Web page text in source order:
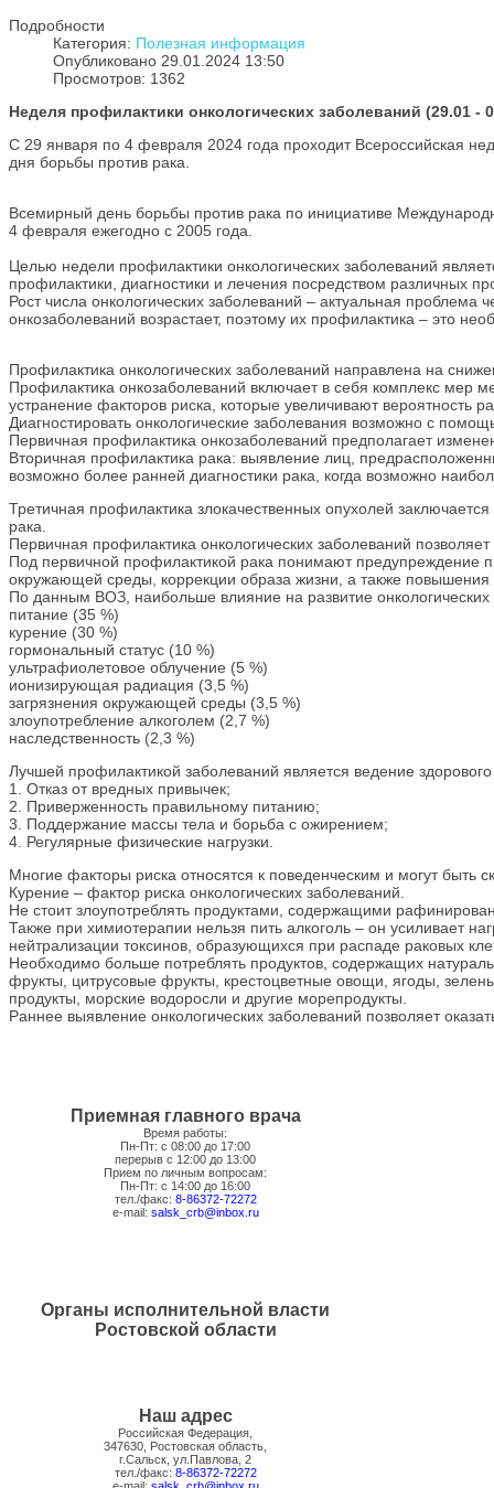
Подробности
Категория: Полезная информация
Опубликовано 29.01.2024 13:50
Просмотров: 1362
Неделя профилактики онкологических заболеваний (29.01 -
С 29 января по 4 февраля 2024 года проходит Всероссийская
дня борьбы против рака.
Всемирный день борьбы против рака по инициативе
4 февраля ежегодно с 2005 года.
Целью недели профилактики онкологических заболеваний
профилактики, диагностики и лечения посредством различных
Рост числа онкологических заболеваний – актуальная
онкозаболеваний возрастает, поэтому их профилактика – это
​Профилактика онкологических заболеваний направлена на
​Профилактика онкозаболеваний включает в себя комплекс мер
устранение факторов риска, которые увеличивают вероятность
​Диагностировать онкологические заболевания возможно с
​Первичная профилактика онкозаболеваний предполагает
​Вторичная профилактика рака: выявление лиц,
возможно более ранней диагностики рака, когда возможно
​Третичная профилактика злокачественных опухолей
рака.
​Первичная профилактика онкологических заболеваний
​Под первичной профилактикой рака понимают предупреждение
окружающей среды, коррекции образа жизни, а также повышения
​По данным ВОЗ, наибольше влияние на развитие
​питание (35 %)
​курение (30 %)
​гормональный статус (10 %)
​ультрафиолетовое облучение (5 %)
​ионизирующая радиация (3,5 %)
​загрязнения окружающей среды (3,5 %)
​злоупотребление алкоголем (2,7 %)
​наследственность (2,3 %)
​Лучшей профилактикой заболеваний является ведение
​1. Отказ от вредных привычек;
​2. Приверженность правильному питанию;
​3. Поддержание массы тела и борьба с ожирением;
​4. Регулярные физические нагрузки.
Многие факторы риска относятся к поведенческим и могут быть
Курение – фактор риска онкологических заболеваний.
​Не стоит злоупотреблять продуктами, содержащими
Также при химиотерапии нельзя пить алкоголь – он усиливает
нейтрализации токсинов, образующихся при распаде раковых
​Необходимо больше потреблять продуктов, содержащих
фрукты, цитрусовые фрукты, крестоцветные овощи, ягоды,
продукты, морские водоросли и другие морепродукты.
​Раннее выявление онкологических заболеваний позволяет
Приемная главного врача
Время работы:
Пн-Пт: с 08:00 до 17:00
перерыв с 12:00 до 13:00
Прием по личным вопросам:
Пн-Пт: с 14:00 до 16:00
тел./факс: 8-86372-72272
e-mail: salsk_crb@inbox.ru
Органы исполнительной власти
Ростовской области
Наш адрес
Российская Федерация,
347630, Ростовская область,
г.Сальск, ул.Павлова, 2
тел./факс: 8-86372-72272